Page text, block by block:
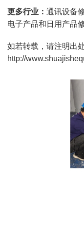
更多行业： 通讯设备
电子产品和日用产品
如若转载，请注明出处
http://